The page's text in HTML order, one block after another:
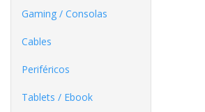
Gaming / Consolas
Cables
Periféricos
Tablets / Ebook